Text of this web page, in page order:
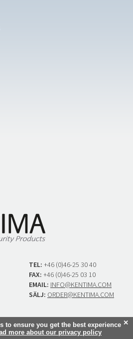
TEL: +46 (0)46-25 30 40
FAX: +46 (0)46-25 03 10
EMAIL: INFO@KENTIMA.COM
SÄLJ: ORDER@KENTIMA.COM